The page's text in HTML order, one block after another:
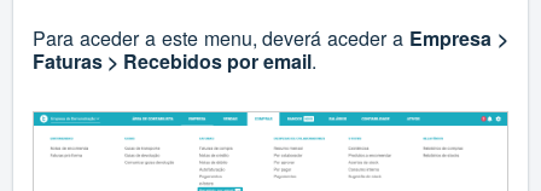
Para aceder a este menu, deverá aceder a Empresa >
Faturas > Recebidos por email.